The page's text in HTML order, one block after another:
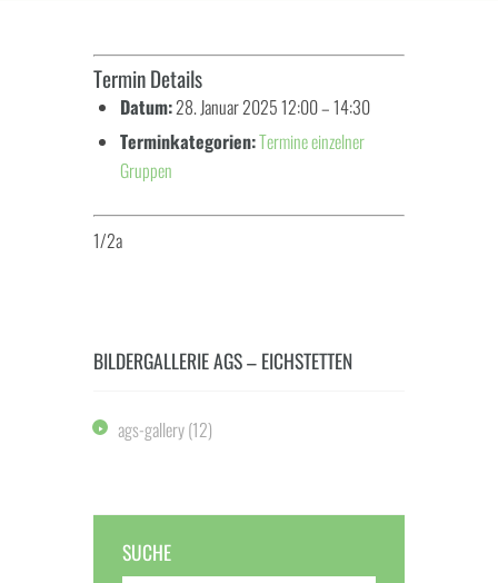
Termin Details
Datum:28. Januar 2025 12:00–14:30
Terminkategorien:Termine einzelner
Gruppen
1/2a
BILDERGALLERIE AGS – EICHSTETTEN
ags-gallery(12)
SUCHE